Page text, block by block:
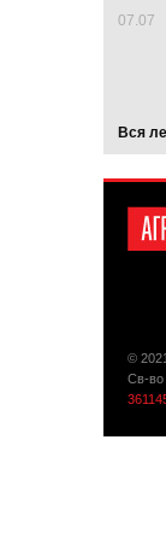
07.07
Вся
©
Св-во